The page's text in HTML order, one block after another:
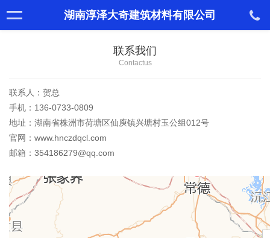
湖南淳泽大奇建筑材料有限公司
联系我们
Contactus
联系人：贺总
手机：136-0733-0809
地址：湖南省株洲市荷塘区仙庾镇兴塘村玉公组012号
官网：www.hnczdqcl.com
邮箱：354186279@qq.com